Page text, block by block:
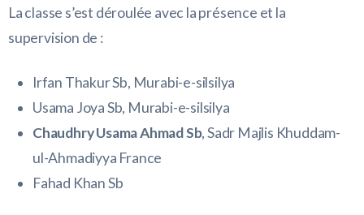
La classe s’est déroulée avec la présence et la
supervision de :
Irfan Thakur Sb, Murabi-e-silsilya
Usama Joya Sb, Murabi-e-silsilya
Chaudhry Usama Ahmad Sb, Sadr Majlis Khuddam-
ul-Ahmadiyya France
Fahad Khan Sb